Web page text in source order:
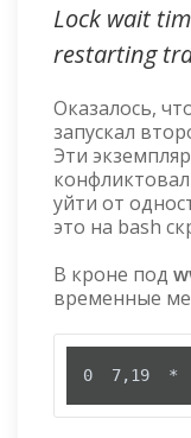
Lock wait
restarting
Оказалось,
запускал
Эти
уйти от
это на bash
В кроне под
временные
0  7,19  *